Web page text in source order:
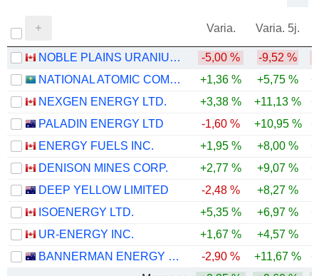
Varia. Varia. 5j.
NOBLE PLAINS URANIUM CORP. -5,00 % -9,52 %
NATIONAL ATOMIC COMPANY KAZATOMPROM
+1,36 % +5,75 %
NEXGEN ENERGY LTD.
+3,38 % +11,13 %
PALADIN ENERGY LTD
-1,60 % +10,95 %
ENERGY FUELS INC.
+1,95 % +8,00 %
DENISON MINES CORP.
+2,77 % +9,07 %
DEEP YELLOW LIMITED
-2,48 % +8,27 %
ISOENERGY LTD.
+5,35 % +6,97 %
UR-ENERGY INC.
+1,67 % +4,57 %
BANNERMAN ENERGY LTD
-2,90 % +11,67 %